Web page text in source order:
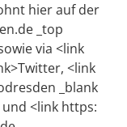
hier auf der
_top
via <link
<link
_blank
<link https: